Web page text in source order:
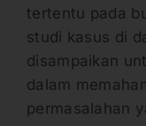
tertentu pada
studi kasus di
disampaikan
dalam
permasalahan